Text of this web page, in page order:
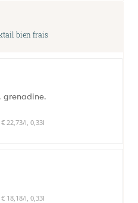
bien frais
grenadine.
22,73/l, 0,33l
18,18/l, 0,33l